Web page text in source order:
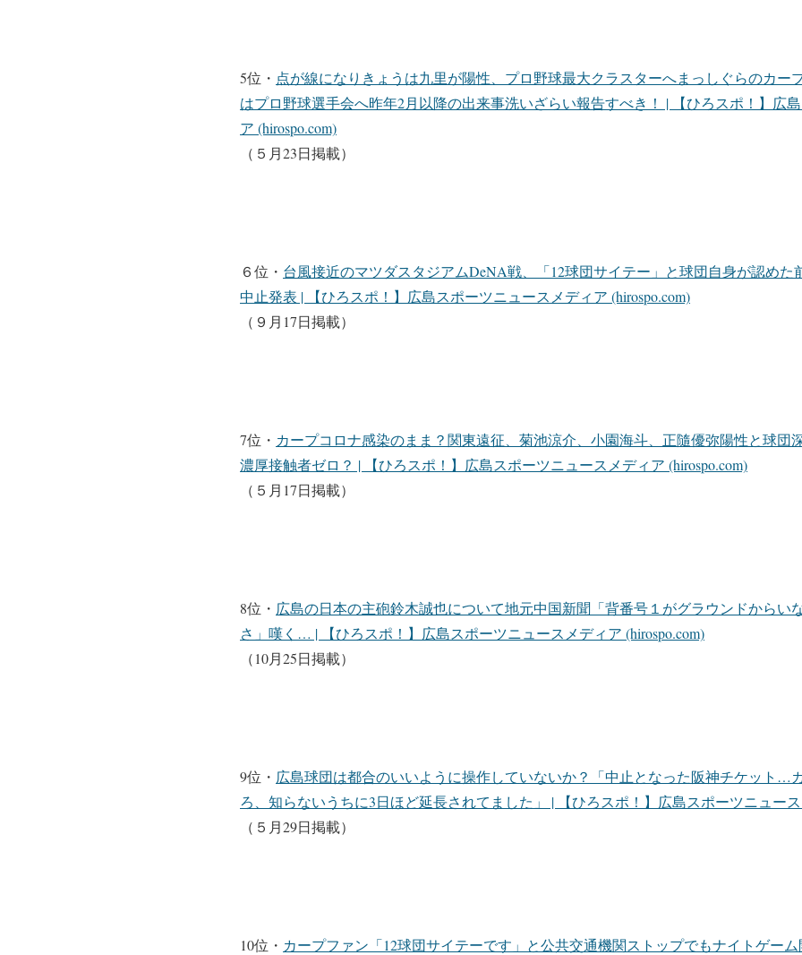
5位・ 点が線になりきょうは九里が陽性、プロ野球最大クラスターへまっしぐらのカー
はプロ野球選手会へ昨年2月以降の出来事洗いざらい報告すべき！ | 【ひろスポ！】広
ア (hirospo.com)
（５月23日掲載）
６位・ 台風接近のマツダスタジアムDeNA戦、「12球団サイテー」と球団自身が認めた
中止発表 | 【ひろスポ！】広島スポーツニュースメディア (hirospo.com)
（９月17日掲載）
7位・ カープコロナ感染のまま？関東遠征、菊池涼介、小園海斗、正隨優弥陽性と球団
濃厚接触者ゼロ？ | 【ひろスポ！】広島スポーツニュースメディア (hirospo.com)
（５月17日掲載）
8位・ 広島の日本の主砲鈴木誠也について地元中国新聞「背番号１がグラウンドからい
さ」嘆く… | 【ひろスポ！】広島スポーツニュースメディア (hirospo.com)
（10月25日掲載）
9位・ 広島球団は都合のいいように操作していないか？「中止となった阪神チケット…
ろ、知らないうちに3日ほど延長されてました」 | 【ひろスポ！】広島スポーツニュース
（５月29日掲載）
10位・ カープファン「12球団サイテーです」と公共交通機関ストップでもナイトゲー